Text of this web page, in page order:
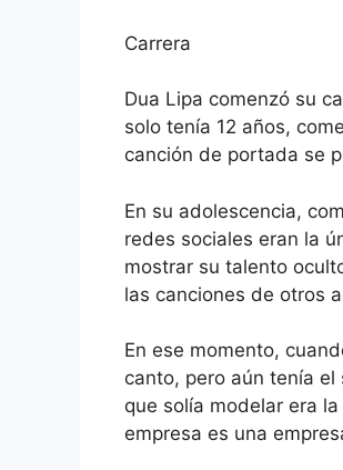
Carrera
Dua Lipa comenzó su
solo tenía 12 años,
canción de portada se
En su adolescencia,
redes sociales eran la
mostrar su talento
las canciones de otros
En ese momento,
canto, pero aún tenía
que solía modelar era
empresa es una